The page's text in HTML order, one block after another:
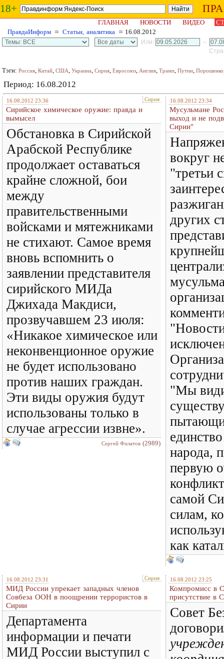
18+
ГЛАВНАЯ НОВОСТИ ВИДЕО
ПравдаИнформ ≈ Статьи, аналитика ≈ 16.08.2012
Или:
–
Тэги: Россия, Китай, США, Украина, Сирия, Евросоюз, Англия, Трамп, Путин, Порошенко
Период: 16.08.2012
16.08.2012 23:36 Сирия
Сирийское химическое оружие: правда и
вымысел
Обстановка в Сирийской
Арабской Республике
продолжает оставаться
крайне сложной, бои
между
правительственными
войсками и мятежниками
не стихают. Самое время
вновь вспомнить о
заявлении представителя
сирийского МИДа
Джихада Макдиси,
прозвучавшем 23 июля:
«Никакое химическое или
неконвенционное оружие
не будет использовано
против наших граждан.
Эти виды оружия будут
использованы только в
случае агрессии извне».
Сергей Филатов (2989)
16.08.2012 23:34
Мусульмане
выход и не
Сирии"
вокруг
"третьи
других
"Мы
народа,
первую
самой
силам,
как
16.08.2012 23:31 Сирия
МИД России упрекает западных членов
Совбеза ООН в поощрении террористов в
Сирии
Департамента
информации и печати
МИД России выступил с
16.08.2012 23:25
Компромисс в
присутствие в
Совет